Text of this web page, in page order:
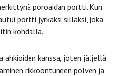
poroaidan portti. Kun
portti jyrkäksi sillaksi, joka
kohdalla.
ahkioiden kanssa, joten jäljellä
rikkoontuneen polven ja